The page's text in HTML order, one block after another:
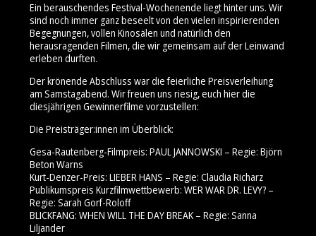
Ein berauschendes Festival-Wochenende liegt hinter uns. Wir
sind noch immer ganz beseelt von den vielen inspirierenden
Begegnungen, vollen Kinosälen und natürlich den
herausragenden Filmen, die wir gemeinsam auf der Leinwand
erleben durften.
Der krönende Abschluss war die feierliche Preisverleihung
am Samstagabend. Wir freuen uns riesig, euch hier die
diesjährigen Gewinnerfilme vorzustellen:
Die Preisträger:innen im Überblick:
Gesa-Rautenberg-Filmpreis: PAUL JANNOWSKI – Regie: Björn
Beton Warns
Kurt-Denzer-Preis: LIEBER HANS – Regie: Claudia Richarz
Publikumspreis Kurzfilmwettbewerb: WER WAR DR. LEVY? –
Regie: Sarah Gorf-Roloff
BLICKFANG: WHEN WILL THE DAY BREAK – Regie: Sanna
Liljander